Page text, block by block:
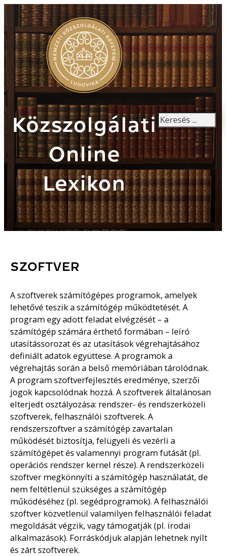
Közszolgálati
Online
Lexikon
Keresés
SZOFTVER
A szoftverek számítógépes programok, amelyek
lehetővé teszik a számítógép működtetését. A
program egy adott feladat elvégzését – a
számítógép számára érthető formában – leíró
utasítássorozat és az utasítások végrehajtásához
definiált adatok együttese. A programok a
végrehajtás során a belső memóriában tárolódnak.
A program szoftverfejlesztés eredménye, szerzői
jogok kapcsolódnak hozzá. A szoftverek általánosan
elterjedt osztályozása: rendszer- és rendszerközeli
szoftverek, felhasználói szoftverek. A
rendszerszoftver a számítógép zavartalan
működését biztosítja, felügyeli és vezérli a
számítógépet és valamennyi program futását (pl.
operációs rendszer kernel része). A rendszerközeli
szoftver megkönnyíti a számítógép használatát, de
nem feltétlenül szükséges a számítógép
működéséhez (pl. segédprogramok). A felhasználói
szoftver közvetlenül valamilyen felhasználói feladat
megoldását végzik, vagy támogatják (pl. irodai
alkalmazások). Forráskódjuk alapján lehetnek nyílt
és zárt szoftverek.